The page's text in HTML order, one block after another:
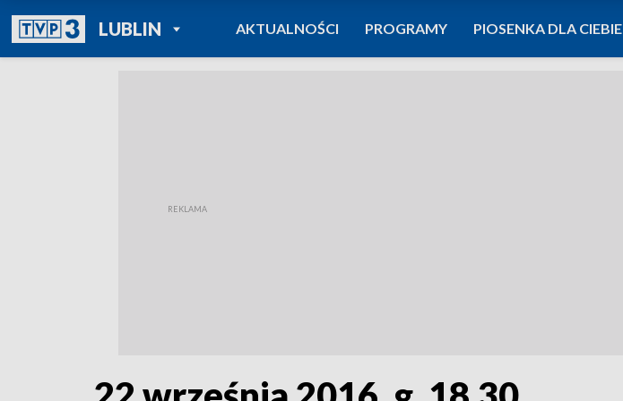
LUBLINPOWRÓT DO
TVP REGIONY
AKTUALNOŚCI PROGRAMY PIOSENKA DLA CIEBIE